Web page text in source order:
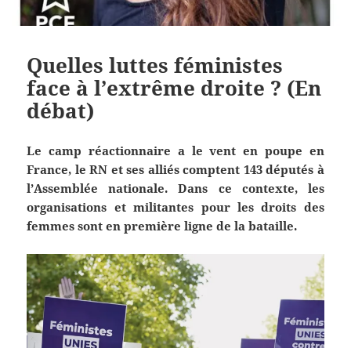
Quelles luttes féministes
face à l’extrême droite ? (En
débat)
Le camp réactionnaire a le vent en poupe en
France, le RN et ses alliés comptent 143 députés à
l’Assemblée nationale. Dans ce contexte, les
organisations et militantes pour les droits des
femmes sont en première ligne de la bataille.